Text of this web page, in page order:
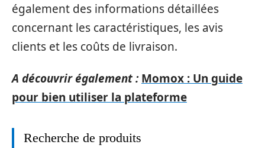
également des informations détaillées
concernant les caractéristiques, les avis
clients et les coûts de livraison.
A découvrir également : Momox : Un guide
pour bien utiliser la plateforme
Recherche de produits